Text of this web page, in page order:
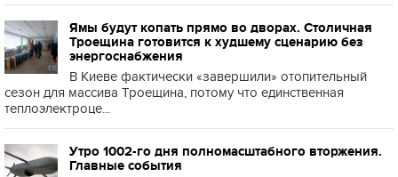
Ямы будут копать прямо во дворах. Столичная
Троещина готовится к худшему сценарию без
энергоснабжения
В Киеве фактически «завершили» отопительный
сезон для массива Троещина, потому что единственная
теплоэлектроце...
Утро 1002-го дня полномасштабного вторжения.
Главные события